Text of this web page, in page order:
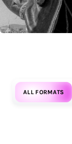
ALL FORMATS